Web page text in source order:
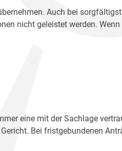
Auch bei
nicht geleistet werden.
eine mit der Sachlage
Bei fristgebundenen